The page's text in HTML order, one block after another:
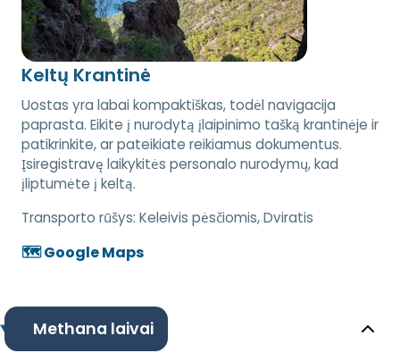
Keltų Krantinė
Uostas yra labai kompaktiškas, todėl navigacija
paprasta. Eikite į nurodytą įlaipinimo tašką krantinėje ir
patikrinkite, ar pateikiate reikiamus dokumentus.
Įsiregistravę laikykitės personalo nurodymų, kad
įliptumėte į keltą.
Transporto rūšys: Keleivis pėsčiomis, Dviratis
🗺️ Google Maps
Methana laivai